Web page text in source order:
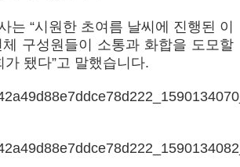
는 “시원한 초여름 날씨에 진행된 이
구성원들이 소통과 화합을 도모할
됐다”고 말했습니다.